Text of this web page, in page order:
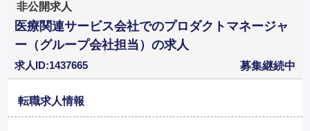
非公開求人
医療関連サービス会社でのプロダクトマネージャ
ー（グループ会社担当）の求人
求人ID:1437665 募集継続中
転職求人情報